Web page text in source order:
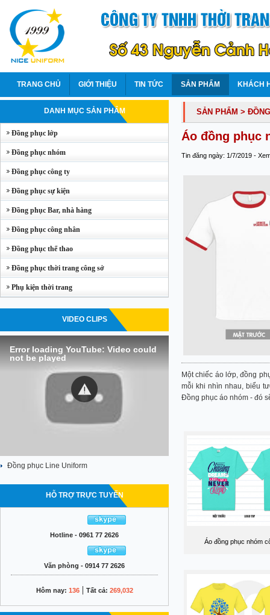
TRANG CHỦ GIỚI THIỆU TIN TỨC SẢN PHẨM KHÁCH
DANH MỤC SẢN PHẨM
Đồng phục lớp
Đồng phục nhóm
Đồng phục công ty
Đồng phục sự kiện
Đồng phục Bar, nhà hàng
Đồng phục công nhân
Đồng phục thể thao
Đồng phục thời trang công sở
Phụ kiện thời trang
VIDEO CLIPS
Error loading YouTube: Video could
not be played
Đồng phục Line Uniform
HỖ TRỢ TRỰC TUYẾN
Hotline - 0961 77 2626
Văn phòng - 0914 77 2626
Hôm nay: 136| Tất cả: 269,032
SẢN PHẨM >
Áo đồng phục
Tin đăng ngày: 1/7/2019 -
Một chiếc áo lớp, đồng
mỗi khi nhìn nhau, biểu
Đồng phục áo nhóm - đó
Áo đồng phục nhóm